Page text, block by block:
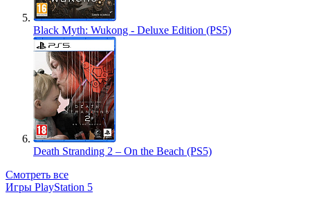
Black Myth: Wukong - Deluxe Edition (PS5)
Death Stranding 2 – On the Beach (PS5)
Смотреть все
Игры PlayStation 5